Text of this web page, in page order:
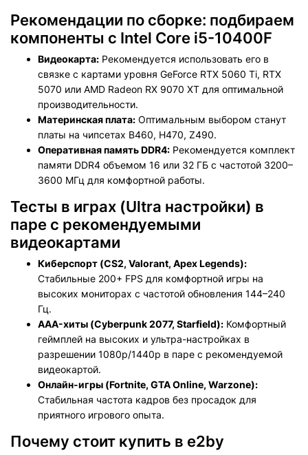
Рекомендации по сборке: подбираем
компоненты c Intel Core i5-10400F
Видеокарта: Рекомендуется использовать его в
связке с картами уровня GeForce RTX 5060 Ti, RTX
5070 или AMD Radeon RX 9070 XT для оптимальной
производительности.
Материнская плата: Оптимальным выбором станут
платы на чипсетах B460, H470, Z490.
Оперативная память DDR4: Рекомендуется комплект
памяти DDR4 объемом 16 или 32 ГБ с частотой 3200–
3600 МГц для комфортной работы.
Тесты в играх (Ultra настройки) в
паре с рекомендуемыми
видеокартами
Киберспорт (CS2, Valorant, Apex Legends):
Стабильные 200+ FPS для комфортной игры на
высоких мониторах с частотой обновления 144–240
Гц.
AAA-хиты (Cyberpunk 2077, Starfield): Комфортный
геймплей на высоких и ультра-настройках в
разрешении 1080p/1440p в паре с рекомендуемой
видеокартой.
Онлайн-игры (Fortnite, GTA Online, Warzone):
Стабильная частота кадров без просадок для
приятного игрового опыта.
Почему стоит купить в e2by